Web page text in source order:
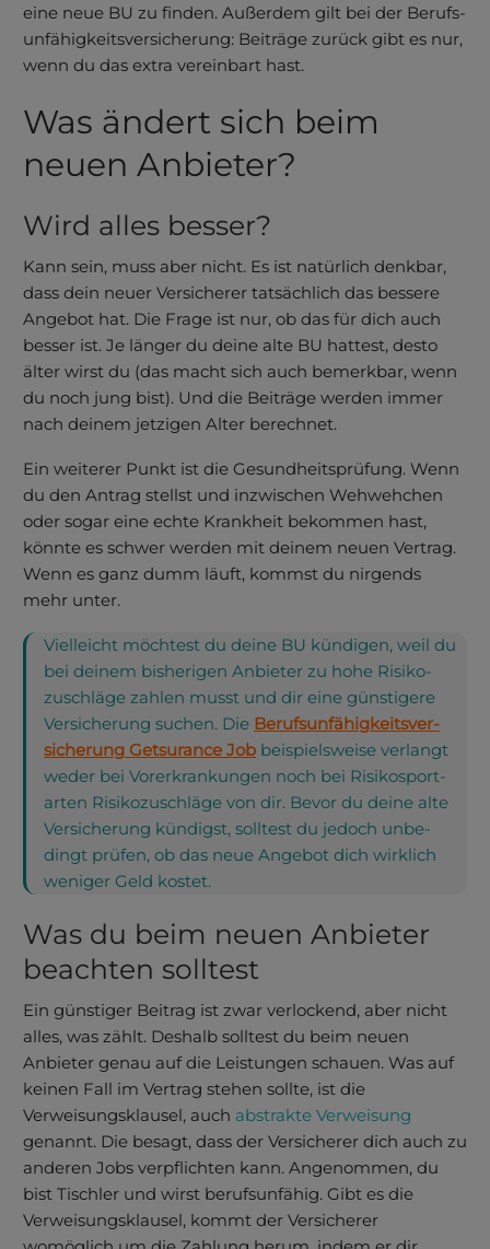
eine neue BU zu finden. Außerdem gilt bei der Berufs­
unfähig­keits­versicherung: Beiträge zurück gibt es nur,
wenn du das extra vereinbart hast.
Was ändert sich beim
neuen An­bieter?
Wird alles besser?
Kann sein, muss aber nicht. Es ist natürlich denkbar,
dass dein neuer Versicherer tatsächlich das bessere
Angebot hat. Die Frage ist nur, ob das für dich auch
besser ist. Je länger du deine alte BU hattest, desto
älter wirst du (das macht sich auch bemerkbar, wenn
du noch jung bist). Und die Beiträge werden immer
nach deinem jetzigen Alter berechnet.
Ein weiterer Punkt ist die Gesund­heits­prüfung. Wenn
du den Antrag stellst und inzwischen Wehwehchen
oder sogar eine echte Krankheit bekommen hast,
könnte es schwer werden mit deinem neuen Vertrag.
Wenn es ganz dumm läuft, kommst du nirgends
mehr unter.
Viel­leicht möchtest du deine BU kündigen, weil du
bei deinem bisherigen An­bieter zu hohe Risiko­
zuschläge zahlen musst und dir eine günsti­gere
Ver­siche­rung suchen. Die Berufs­unfähig­keits­ver­
siche­rung Get­surance Job bei­spiels­weise verlangt
weder bei Vor­erkran­kungen noch bei Risiko­sport­
arten Risiko­zuschläge von dir. Bevor du deine alte
Ver­siche­rung kündigst, solltest du jedoch unbe­
dingt prüfen, ob das neue Angebot dich wirklich
weniger Geld kostet.
Was du beim neuen An­bieter
beachten solltest
Ein günstiger Beitrag ist zwar verlockend, aber nicht
alles, was zählt. Deshalb solltest du beim neuen
Anbieter genau auf die Leistungen schauen. Was auf
keinen Fall im Vertrag stehen sollte, ist die
Verweisungsklausel, auch abstrakte Verweisung
genannt. Die besagt, dass der Versicherer dich auch zu
anderen Jobs verpflichten kann. Angenommen, du
bist Tischler und wirst berufsunfähig. Gibt es die
Verweisungsklausel, kommt der Versicherer